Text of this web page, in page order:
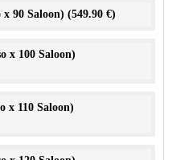
x 90 Saloon) (549.90 €)
x 100 Saloon)
x 110 Saloon)